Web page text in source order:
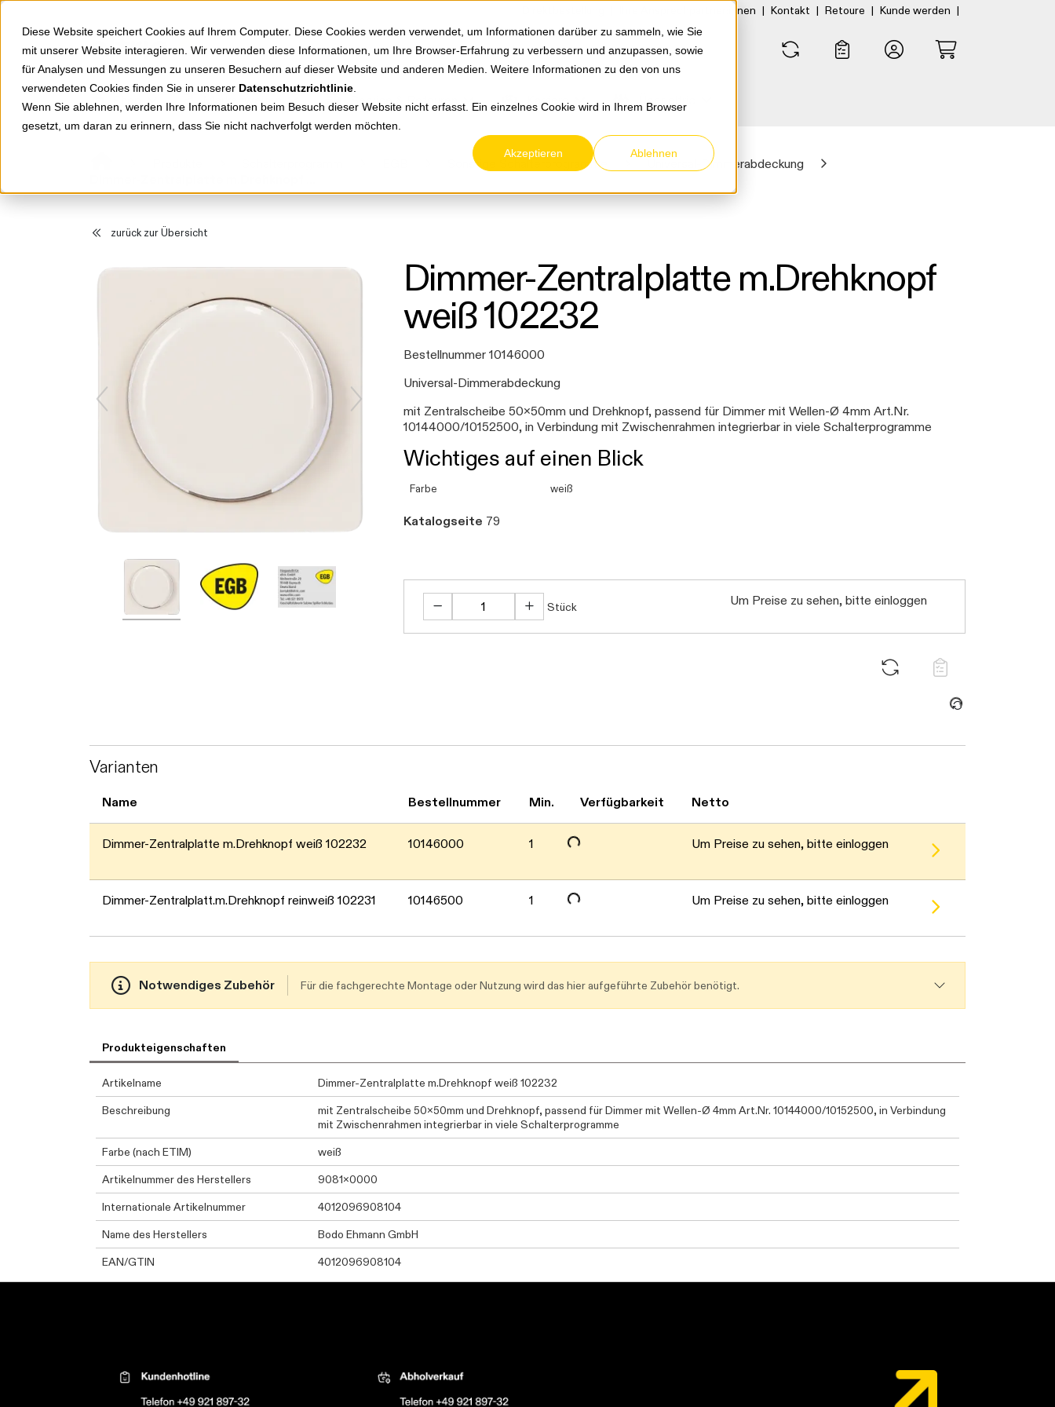
Diese Website speichert Cookies auf Ihrem Computer. Diese Cookies werden verwendet, um Informationen darüber zu sammeln, wie Sie
mit unserer Website interagieren. Wir verwenden diese Informationen, um Ihre Browser-Erfahrung zu verbessern und anzupassen, sowie
für Analysen und Messungen zu unseren Besuchern auf dieser Website und anderen Medien. Weitere Informationen zu den von uns
verwendeten Cookies finden Sie in unserer Datenschutzrichtlinie
Wenn Sie ablehnen, werden Ihre Informationen beim Besuch dieser Website nicht erfasst. Ein einzelnes Cookie wird in Ihrem Browser
gesetzt, um daran zu erinnern, dass Sie nicht nachverfolgt werden möchten.
Akzeptieren Ablehnen
Springe zu Hauptinhalt Ihre Ansprechpartner:innen | Kontakt | Retoure | Kunde werden |
Markenwelten Service & Retouren Karriere Über eltric
Sonstige Schalterprogramme
Universal-Dimmerabdeckung
zurück zur Übersicht
Dimmer-Zentralplatte m.Drehknopf
weiß 102232
Bestellnummer 10146000
Universal-Dimmerabdeckung
mit Zentralscheibe 50x50mm und Drehknopf, passend für Dimmer mit Wellen-Ø 4mm Art.Nr.
10144000/10152500, in Verbindung mit Zwischenrahmen integrierbar in viele Schalterprogramme
Wichtiges auf einen Blick
Farbe weiß
Katalogseite 79
Stück Um Preise zu sehen, bitte einloggen Daten werden geladen. Bitte warten...
Varianten
Name Bestellnummer Min. Verfügbarkeit Netto
Dimmer-Zentralplatte m.Drehknopf weiß 102232 10146000 1 Daten werden geladen. Bitte warten... Um Preise zu sehen, bitte einloggen
Dimmer-Zentralplatt.m.Drehknopf reinweiß 102231 10146500 1 Daten werden geladen. Bitte warten... Um Preise zu sehen, bitte einloggen
Notwendiges Zubehör Für die fachgerechte Montage oder Nutzung wird das hier aufgeführte Zubehör benötigt.
Produkteigenschaften
Artikelname
Dimmer-Zentralplatte m.Drehknopf weiß 102232
Beschreibung
mit Zentralscheibe 50x50mm und Drehknopf, passend für Dimmer mit Wellen-Ø 4mm Art.Nr. 10144000/10152500, in Verbindung
mit Zwischenrahmen integrierbar in viele Schalterprogramme
Farbe (nach ETIM)
weiß
Artikelnummer des Herstellers
9081x0000
Internationale Artikelnummer
4012096908104
Name des Herstellers
Bodo Ehmann GmbH
EAN/GTIN
4012096908104